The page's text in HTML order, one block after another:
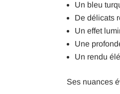
Un bleu
De délicats
Un effet
Une
Un rendu
Ses nuances